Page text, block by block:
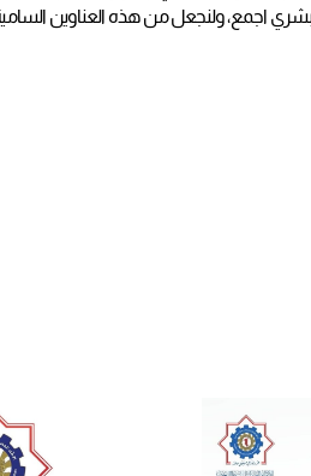
اجمع، ولنجعل من هذه العناوين